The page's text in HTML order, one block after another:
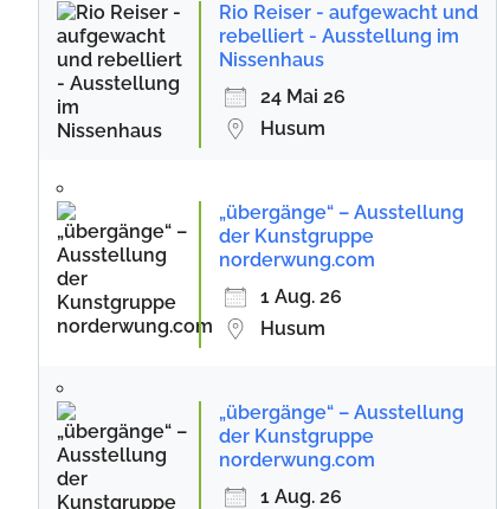
Rio Reiser - aufgewacht und
rebelliert - Ausstellung im
Nissenhaus
24 Mai 26
Husum
„übergänge“ – Ausstellung
der Kunstgruppe
norderwung.com
1 Aug. 26
Husum
„übergänge“ – Ausstellung
der Kunstgruppe
norderwung.com
1 Aug. 26